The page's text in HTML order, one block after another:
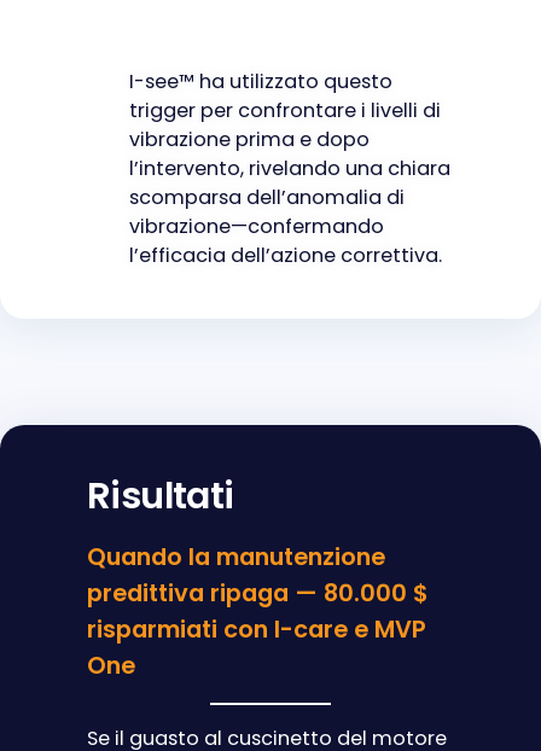
I-see™ ha utilizzato questo
trigger per confrontare i livelli di
vibrazione prima e dopo
l’intervento, rivelando una chiara
scomparsa dell’anomalia di
vibrazione—confermando
l’efficacia dell’azione correttiva.
Risultati
Quando la manutenzione
predittiva ripaga — 80.000 $
risparmiati con I-care e MVP
One
Se il guasto al cuscinetto del motore